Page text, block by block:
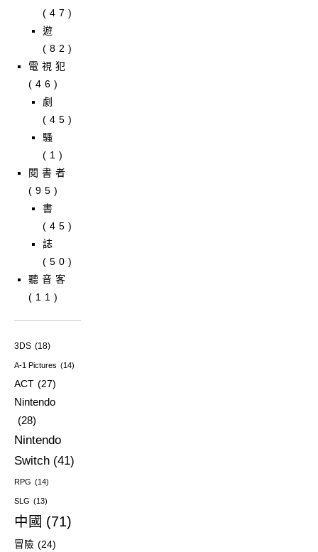
(47)
遊
(82)
電視犯
(46)
劇
(45)
騷
(1)
閱書者
(95)
書
(45)
誌
(50)
聽音客
(11)
3DS (18)
A-1 Pictures (14)
ACT (27)
Nintendo
(28)
Nintendo
Switch (41)
RPG (14)
SLG (13)
中國 (71)
冒險 (24)